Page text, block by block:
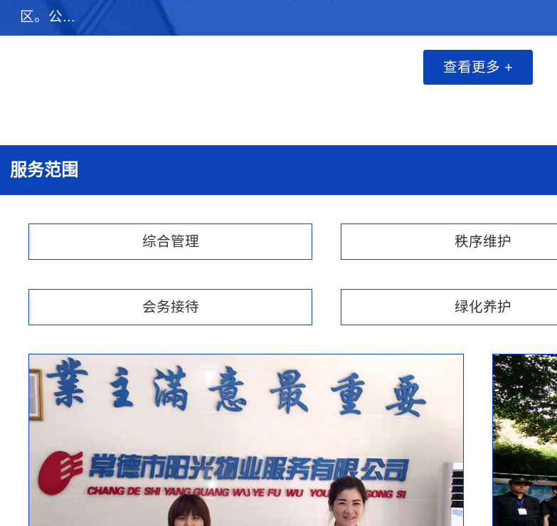
区。公...
查看更多 +
服务范围
综合管理 秩序维护
会务接待 绿化养护